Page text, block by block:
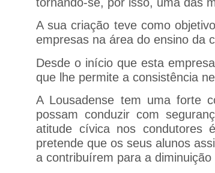
A sua criação teve como
empresas na área do ensino da
Desde o início que esta
que lhe permite a consistência
A Lousadense tem uma forte
possam conduzir com
atitude cívica nos condutores
pretende que os seus alunos
a contribuírem para a diminuição